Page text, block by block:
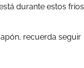
durante estos fríos
recuerda seguir